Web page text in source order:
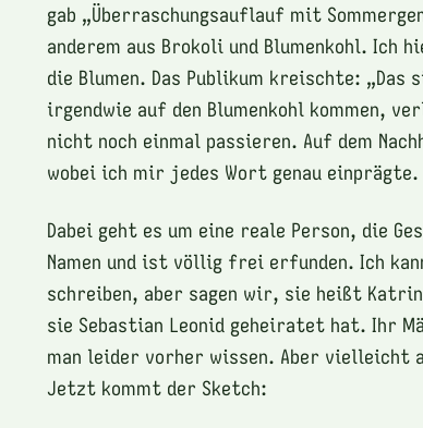
gab „Überraschungsauflauf mit
anderem aus Brokoli und Blumenkohl. Ich
die Blumen. Das Publikum kreischte: „Das
irgendwie auf den Blumenkohl kommen,
nicht noch einmal passieren. Auf dem
wobei ich mir jedes Wort genau einprägte.
Dabei geht es um eine reale Person, die
Namen und ist völlig frei erfunden. Ich
schreiben, aber sagen wir, sie heißt
sie Sebastian Leonid geheiratet hat. Ihr
man leider vorher wissen. Aber vielleicht
Jetzt kommt der Sketch: